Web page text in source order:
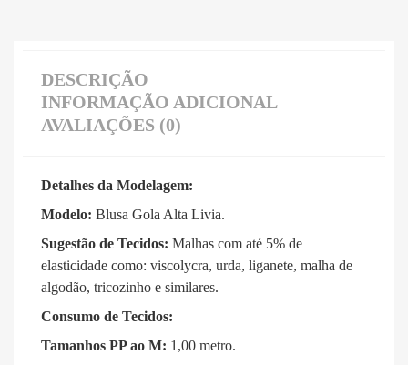
DESCRIÇÃO
INFORMAÇÃO ADICIONAL
AVALIAÇÕES (0)
Detalhes da Modelagem:
Modelo: Blusa Gola Alta Livia.
Sugestão de Tecidos: Malhas com até 5% de
elasticidade como: viscolycra, urda, liganete, malha de
algodão, tricozinho e similares.
Consumo de Tecidos:
Tamanhos PP ao M: 1,00 metro.